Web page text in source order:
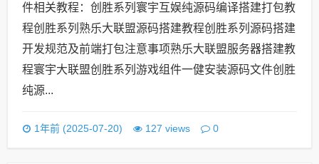
件相关教程：创胜系列寰宇互娱纯源码编译搭建打包教
程创胜系列熟乐大联盟源码搭建教程创胜系列源码搭建
开发规范及前端打包注意事项熟乐大联盟服务器搭建教
程寰宇大联盟创胜系列游戏组件一健安装源码文件创胜
纯源...
1年前 (2025-07-20) 127 views 0